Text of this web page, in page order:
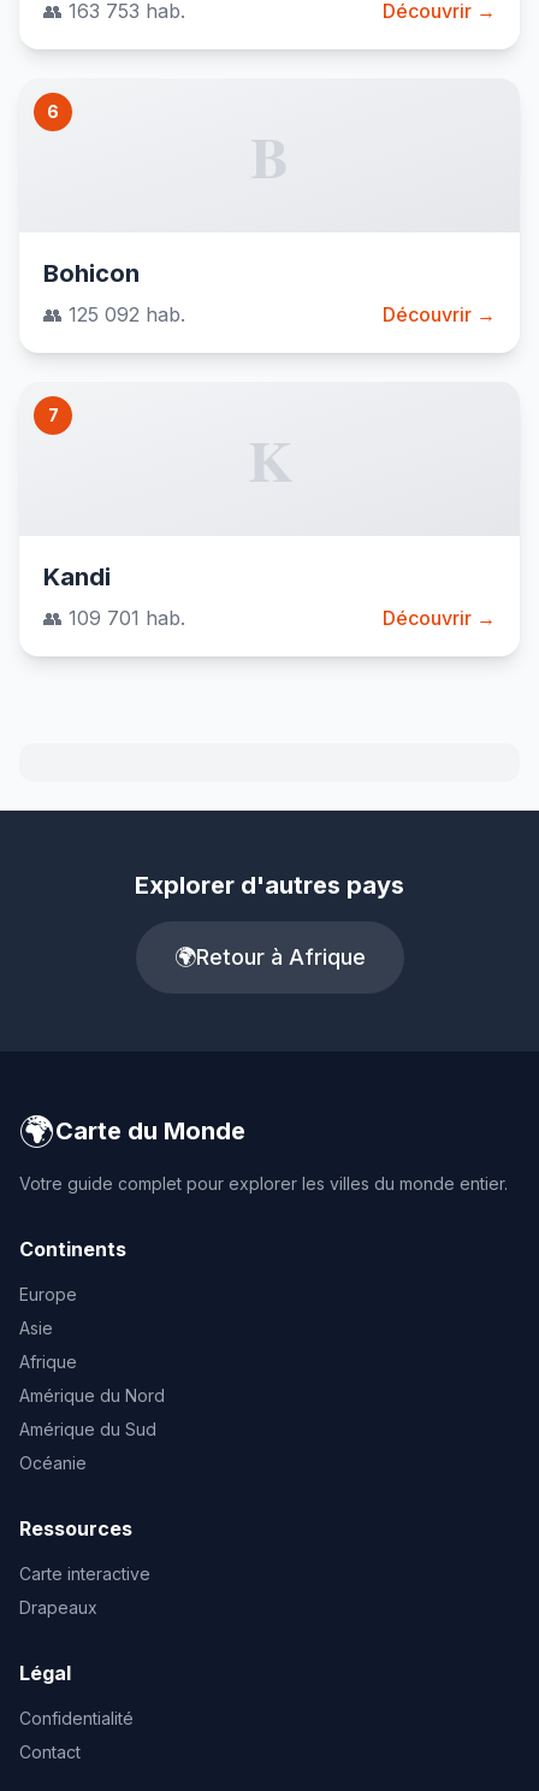
👥 163 753 hab. Découvrir →
6
B
Bohicon
👥 125 092 hab. Découvrir →
7
K
Kandi
👥 109 701 hab. Découvrir →
Explorer d'autres pays
🌍Retour à Afrique
🌍Carte du Monde
Votre guide complet pour explorer les villes du monde entier.
Continents
Europe
Asie
Afrique
Amérique du Nord
Amérique du Sud
Océanie
Ressources
Carte interactive
Drapeaux
Légal
Confidentialité
Contact